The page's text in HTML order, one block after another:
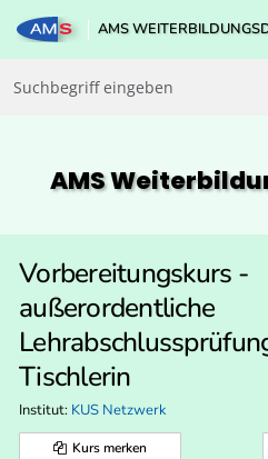
AMS
AMS
Vorbereitungskurs -
außerordentliche
Tischlerin
Institut: KUS Netzwerk
Kurs merken